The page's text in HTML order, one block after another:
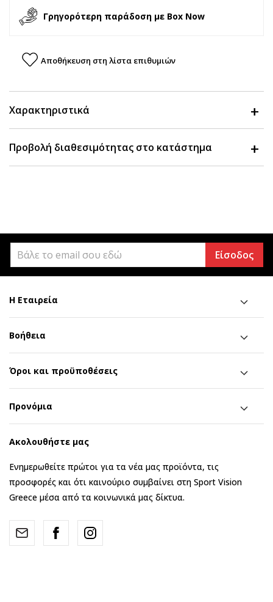
Γρηγορότερη παράδοση με Box Now
Αποθήκευση στη λίστα επιθυμιών
Χαρακτηριστικά
Προβολή διαθεσιμότητας στο κατάστημα
Είσοδος
Η Εταιρεία
Βοήθεια
Όροι και προϋποθέσεις
Προνόμια
Ακολουθήστε μας
Ενημερωθείτε πρώτοι για τα νέα μας προϊόντα, τις
προσφορές και ότι καινούριο συμβαίνει στη Sport Vision
Greece μέσα από τα κοινωνικά μας δίκτυα.